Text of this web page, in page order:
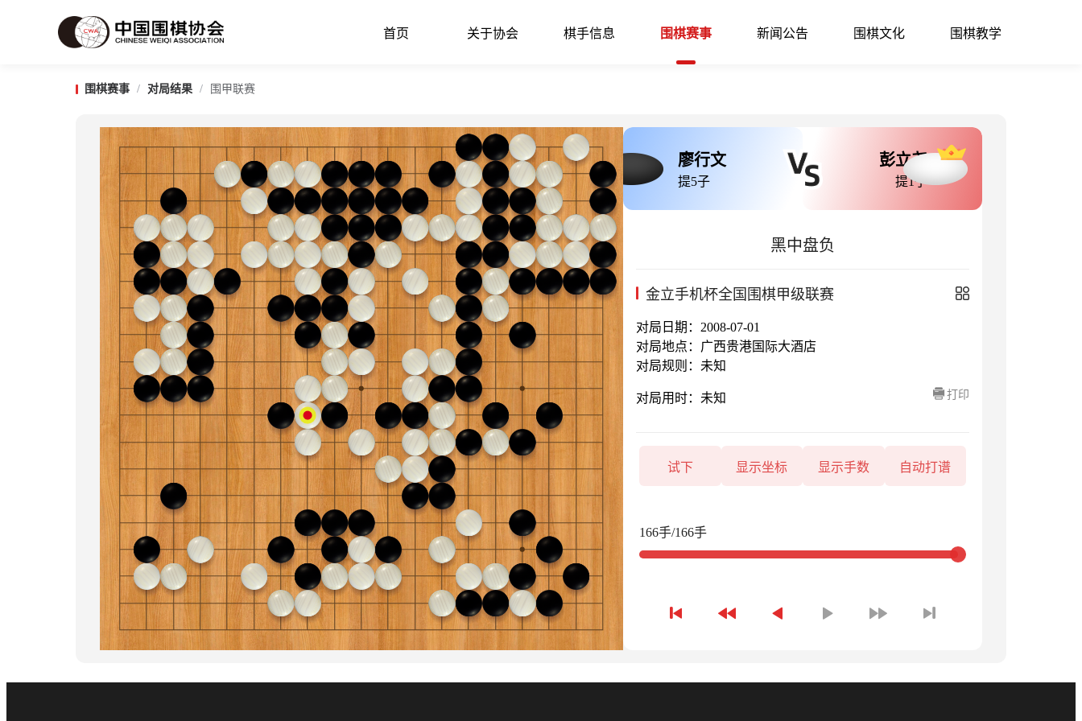
首页 关于协会 棋手信息 围棋赛事 新闻公告 围棋文化 围棋教学
围棋赛事 / 对局结果 / 围甲联赛
廖行文
提5子
彭立尧
提1子
黑中盘负
金立手机杯全国围棋甲级联赛
对局日期：2008-07-01
对局地点：广西贵港国际大酒店
对局规则：未知
对局用时：未知 打印
试下 显示坐标 显示手数 自动打谱
166手/166手